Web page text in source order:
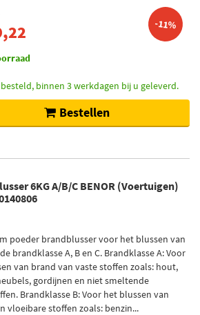
-11%
binnen 3 werkdagen bij u geleverd.
Bestellen
6KG A/B/C BENOR (Voertuigen)
poeder brandblusser voor het blussen van
brandklasse A, B en C. Brandklasse A: Voor
van brand van vaste stoffen zoals: hout,
gordijnen en niet smeltende
Brandklasse B: Voor het blussen van
vloeibare stoffen zoals: benzin...